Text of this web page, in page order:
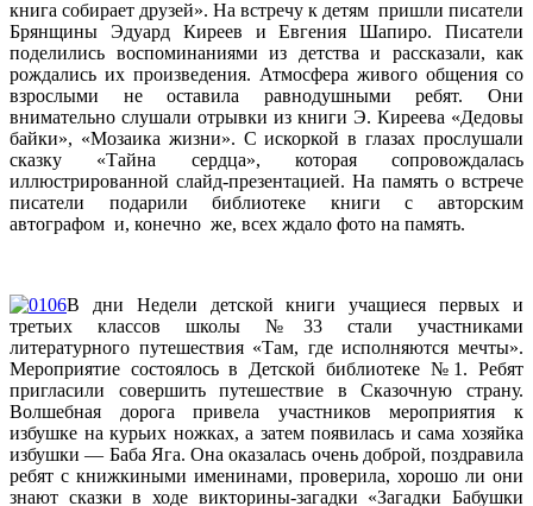
книга собирает друзей». На встречу к детям пришли писатели
Брянщины Эдуард Киреев и Евгения Шапиро. Писатели
поделились воспоминаниями из детства и рассказали, как
рождались их произведения. Атмосфера живого общения со
взрослыми не оставила равнодушными ребят. Они
внимательно слушали отрывки из книги Э. Киреева «Дедовы
байки», «Мозаика жизни». С искоркой в глазах прослушали
сказку «Тайна сердца», которая сопровождалась
иллюстрированной слайд-презентацией. На память о встрече
писатели подарили библиотеке книги с авторским
автографом и, конечно же, всех ждало фото на память.
В дни Недели детской книги учащиеся первых и
третьих классов школы №33 стали участниками
литературного путешествия «Там, где исполняются мечты».
Мероприятие состоялось в Детской библиотеке №1. Ребят
пригласили совершить путешествие в Сказочную страну.
Волшебная дорога привела участников мероприятия к
избушке на курьих ножках, а затем появилась и сама хозяйка
избушки — Баба Яга. Она оказалась очень доброй, поздравила
ребят с книжкиными именинами, проверила, хорошо ли они
знают сказки в ходе викторины-загадки «Загадки Бабушки